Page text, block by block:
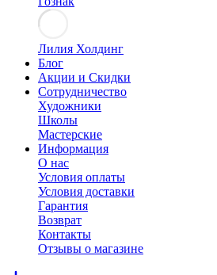
Лилия Холдинг
Блог
Акции и Скидки
Сотрудничество
Художники
Школы
Мастерские
Информация
О нас
Условия оплаты
Условия доставки
Гарантия
Возврат
Контакты
Отзывы о магазине